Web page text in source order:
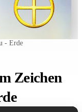
- Erde
Zeichen